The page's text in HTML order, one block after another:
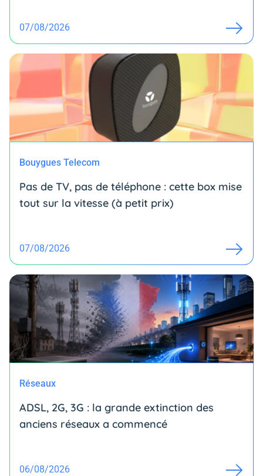
07/08/2026
Bouygues Telecom
Pas de TV, pas de téléphone : cette box mise
tout sur la vitesse (à petit prix)
07/08/2026
Réseaux
ADSL, 2G, 3G : la grande extinction des
anciens réseaux a commencé
06/08/2026